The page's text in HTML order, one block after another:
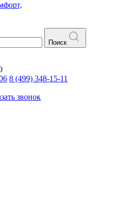
Поиск
8 (499) 348-15-11
звонок